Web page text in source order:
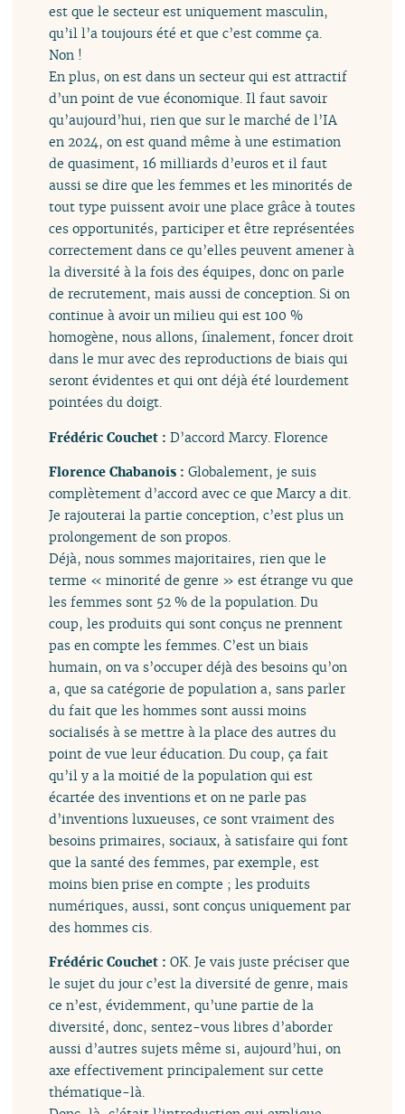
est que le secteur est uniquement masculin,
qu’il l’a toujours été et que c’est comme ça.
Non !
En plus, on est dans un secteur qui est attractif
d’un point de vue économique. Il faut savoir
qu’aujourd’hui, rien que sur le marché de l’IA
en 2024, on est quand même à une estimation
de quasiment, 16 milliards d’euros et il faut
aussi se dire que les femmes et les minorités de
tout type puissent avoir une place grâce à toutes
ces opportunités, participer et être représentées
correctement dans ce qu’elles peuvent amener à
la diversité à la fois des équipes, donc on parle
de recrutement, mais aussi de conception. Si on
continue à avoir un milieu qui est 100 %
homogène, nous allons, finalement, foncer droit
dans le mur avec des reproductions de biais qui
seront évidentes et qui ont déjà été lourdement
pointées du doigt.
Frédéric Couchet :D’accord Marcy. Florence
Florence Chabanois :Globalement, je suis
complètement d’accord avec ce que Marcy a dit.
Je rajouterai la partie conception, c’est plus un
prolongement de son propos.
Déjà, nous sommes majoritaires, rien que le
terme « minorité de genre » est étrange vu que
les femmes sont 52 % de la population. Du
coup, les produits qui sont conçus ne prennent
pas en compte les femmes. C’est un biais
humain, on va s’occuper déjà des besoins qu’on
a, que sa catégorie de population a, sans parler
du fait que les hommes sont aussi moins
socialisés à se mettre à la place des autres du
point de vue leur éducation. Du coup, ça fait
qu’il y a la moitié de la population qui est
écartée des inventions et on ne parle pas
d’inventions luxueuses, ce sont vraiment des
besoins primaires, sociaux, à satisfaire qui font
que la santé des femmes, par exemple, est
moins bien prise en compte ; les produits
numériques, aussi, sont conçus uniquement par
des hommes cis.
Frédéric Couchet :OK. Je vais juste préciser que
le sujet du jour c’est la diversité de genre, mais
ce n’est, évidemment, qu’une partie de la
diversité, donc, sentez-vous libres d’aborder
aussi d’autres sujets même si, aujourd’hui, on
axe effectivement principalement sur cette
thématique-là.